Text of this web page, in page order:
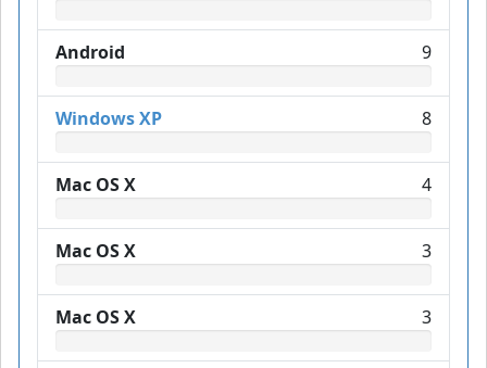
Android 9
Windows XP 8
Mac OS X 4
Mac OS X 3
Mac OS X 3